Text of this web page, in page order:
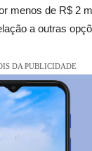
menos de R$ 2
a outras
DA PUBLICIDADE